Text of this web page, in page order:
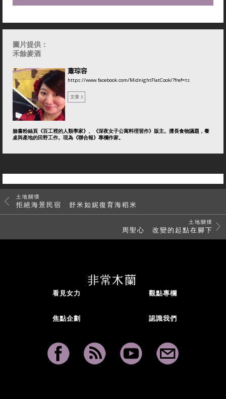
圖片提供：
禾餘麥酒
蕭琮容
https://www.facebook.com/MidnightFlatCook/?fref=ts
文章 3
臉書粉絲頁《百工裡的人類學家》、《深夜女子公寓料理習作》版主。擅長食物議題，餐
桌與產地的田野工作。現為《聯合報》專欄作家。
土地關懷
拒絕海景民宿 舒米如妮復育海稻米
土地關懷
周聖心 改變的起點在腳下
看見女力 觀點專欄
焦點企劃 認識我們